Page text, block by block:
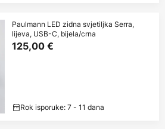
Paulmann LED zidna svjetiljka Serra,
lijeva, USB-C, bijela/crna
125,00 €
Rok isporuke: 7 - 11 dana